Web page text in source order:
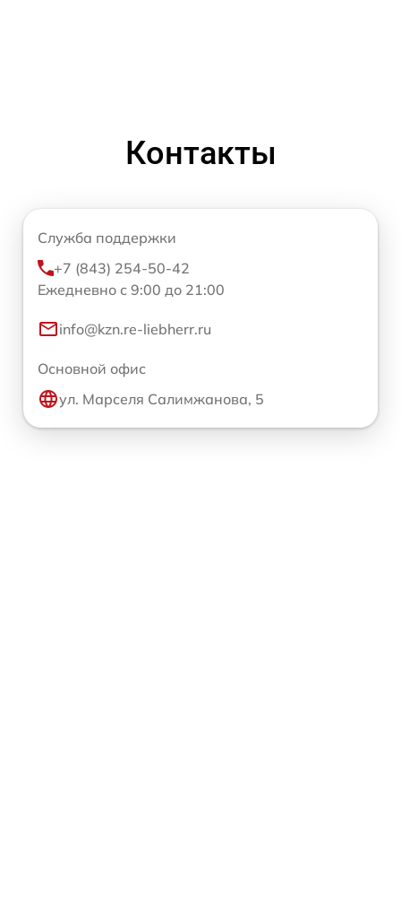
Контакты
Служба поддержки
+7 (843) 254-50-42
Ежедневно с 9:00 до 21:00
info@kzn.re-liebherr.ru
Основной офис
ул. Марселя Салимжанова, 5